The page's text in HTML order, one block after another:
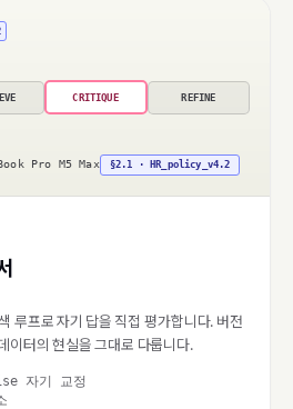
CRITIQUE REFINE
Pro M5 Max §2.1 · HR_policy_v4.2
루프로 자기 답을 직접 평가합니다. 버전
이터의 현실을 그대로 다룹니다.
자기 교정